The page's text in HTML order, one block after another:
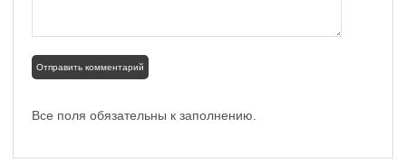
Все поля обязательны к заполнению.